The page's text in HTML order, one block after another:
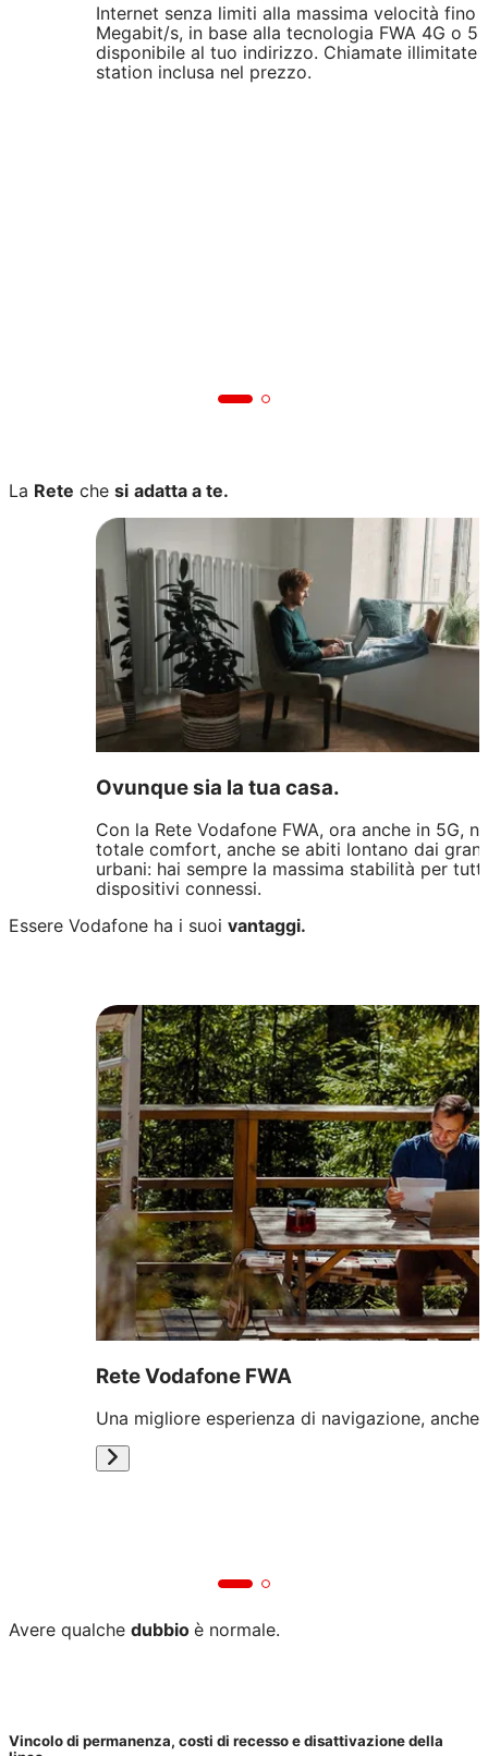
Internet senza limiti alla massima velocità fino
Megabit/s, in base alla tecnologia FWA 4G o
disponibile al tuo indirizzo. Chiamate illimitate
station inclusa nel prezzo.
La Rete che si adatta a te.
Ovunque sia la tua casa.
Con la Rete Vodafone FWA, ora anche in 5G,
totale comfort, anche se abiti lontano dai
urbani: hai sempre la massima stabilità per
dispositivi connessi.
Essere Vodafone ha i suoi vantaggi.
Rete Vodafone FWA
Una migliore esperienza di navigazione,
Avere qualche dubbio è normale.
Vincolo di permanenza, costi di recesso e disattivazione della